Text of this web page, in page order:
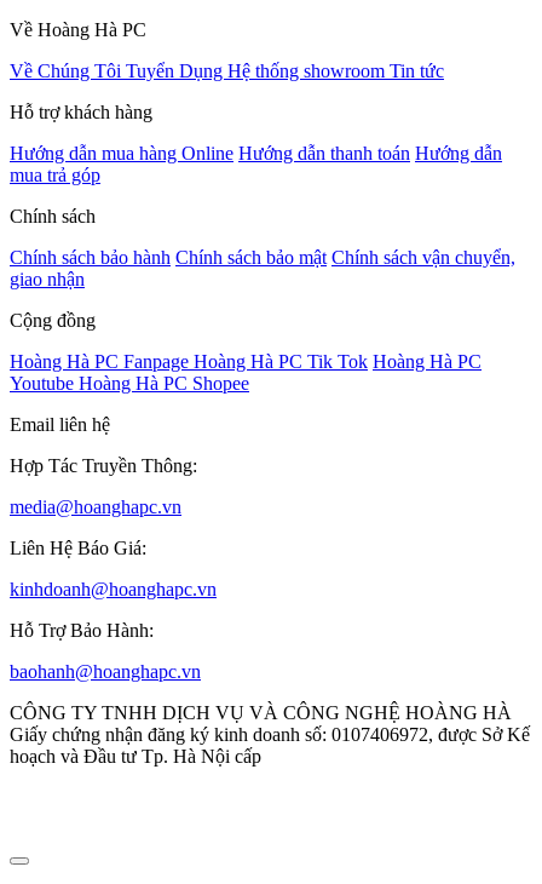
Về Hoàng Hà PC
Về Chúng Tôi Tuyển Dụng Hệ thống showroom Tin tức
Hỗ trợ khách hàng
Hướng dẫn mua hàng Online Hướng dẫn thanh toán Hướng dẫn
mua trả góp
Chính sách
Chính sách bảo hành Chính sách bảo mật Chính sách vận chuyển,
giao nhận
Cộng đồng
Hoàng Hà PC Fanpage Hoàng Hà PC Tik Tok Hoàng Hà PC
Youtube Hoàng Hà PC Shopee
Email liên hệ
Hợp Tác Truyền Thông:
media@hoanghapc.vn
Liên Hệ Báo Giá:
kinhdoanh@hoanghapc.vn
Hỗ Trợ Bảo Hành:
baohanh@hoanghapc.vn
CÔNG TY TNHH DỊCH VỤ VÀ CÔNG NGHỆ HOÀNG HÀ
Giấy chứng nhận đăng ký kinh doanh số: 0107406972, được Sở Kế
hoạch và Đầu tư Tp. Hà Nội cấp